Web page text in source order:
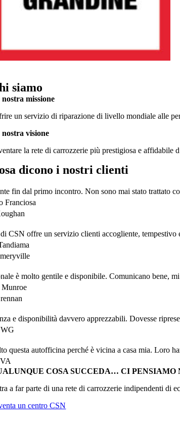
siamo
missione
un servizio di riparazione di livello mondiale alle
visione
la rete di carrozzerie più prestigiosa e affidabile
dicono i nostri clienti
fin dal primo incontro. Non sono mai stato trattato
Franciosa
CSN offre un servizio clienti accogliente,
è molto gentile e disponibile. Comunicano bene,
Munroe
e disponibilità davvero apprezzabili. Dovesse
questa autofficina perché è vicina a casa mia. Loro
COSA SUCCEDA… CI PENSIAMO
a far parte di una rete di carrozzerie indipendenti di
un centro CSN